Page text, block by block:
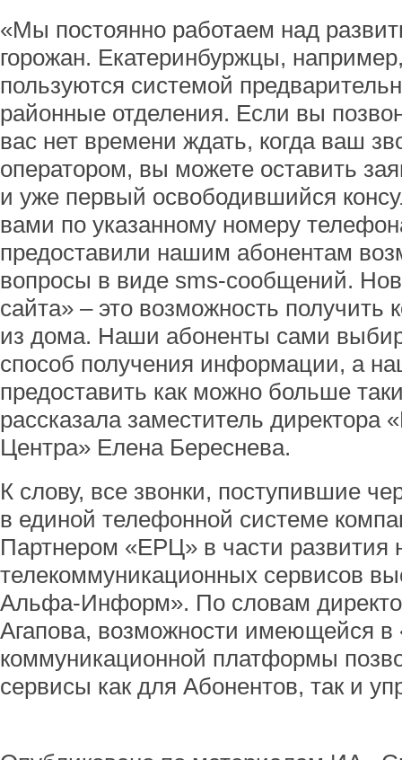
«Мы постоянно работаем над
горожан. Екатеринбуржцы,
пользуются системой
районные отделения. Если вы
вас нет времени ждать, когда ваш
оператором, вы можете оставить
и уже первый освободившийся
вами по указанному номеру
предоставили нашим абонентам
вопросы в виде sms-сообщений.
сайта» – это возможность получить
из дома. Наши абоненты сами
способ получения информации, а
предоставить как можно больше
рассказала заместитель директора
Центра» Елена Береснева.
К слову, все звонки, поступившие
в единой телефонной системе
Партнером «ЕРЦ» в части развития
телекоммуникационных сервисов
Альфа-Информ». По словам
Агапова, возможности имеющейся
коммуникационной платформы
сервисы как для Абонентов, так и